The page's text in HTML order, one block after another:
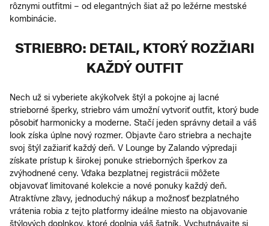
rôznymi outfitmi – od elegantných šiat až po ležérne mestské
kombinácie.
STRIEBRO: DETAIL, KTORÝ ROZŽIARI
KAŽDÝ OUTFIT
Nech už si vyberiete akýkoľvek štýl a pokojne aj lacné
strieborné šperky, striebro vám umožní vytvoriť outfit, ktorý bude
pôsobiť harmonicky a moderne. Stačí jeden správny detail a váš
look získa úplne nový rozmer. Objavte čaro striebra a nechajte
svoj štýl zažiariť každý deň. V Lounge by Zalando výpredaji
získate prístup k širokej ponuke strieborných šperkov za
zvýhodnené ceny. Vďaka bezplatnej registrácii môžete
objavovať limitované kolekcie a nové ponuky každý deň.
Atraktívne zľavy, jednoduchý nákup a možnosť bezplatného
vrátenia robia z tejto platformy ideálne miesto na objavovanie
štýlových doplnkov, ktoré doplnia váš šatník. Vychutnávajte si